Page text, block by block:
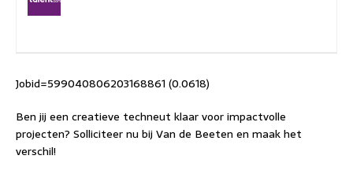
Jobid=599040806203168861 (0.0618)
Ben jij een creatieve techneut klaar voor impactvolle
projecten? Solliciteer nu bij Van de Beeten en maak het
verschil!